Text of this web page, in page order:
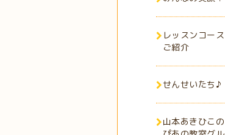
レッスンコース
ご紹介
せんせいたち♪
山本あきひこの